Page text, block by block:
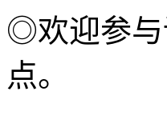
◎欢迎参与
点。